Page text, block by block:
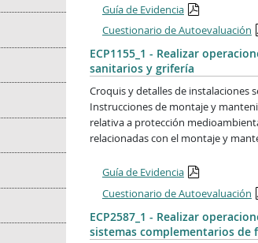
Guía de Evidencia
Cuestionario de Autoevaluación
ECP1155_1 - Realizar
sanitarios y grifería
Croquis y detalles de instalaciones
Instrucciones de montaje y
relativa a protección
relacionadas con el montaje y
Guía de Evidencia
Cuestionario de Autoevaluación
ECP2587_1 - Realizar
sistemas complementarios de